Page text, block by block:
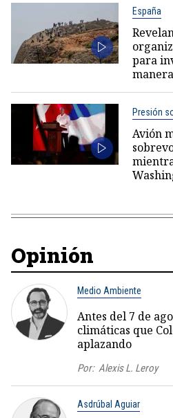
España
para
Presión
Avión
Opinión
Medio Ambiente
Antes del 7 de
climáticas que
aplazando
Por: Alexis L. Leroy
Asdrúbal Aguiar